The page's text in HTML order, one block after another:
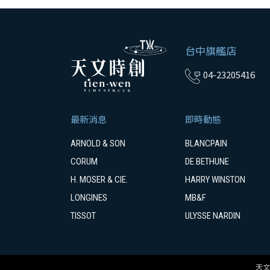
台中旗艦店
04-23205416
最新消息 即時動態
ARNOLD & SON
BLANCPAIN
CORUM
DE BETHUNE
H. MOSER & CIE.
HARRY WINSTON
LONGINES
MB&F
TISSOT
ULYSSE NARDIN
天